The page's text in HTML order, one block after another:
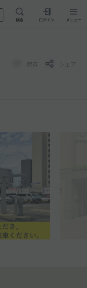
検索 ログイン メニュー
保存 シェア